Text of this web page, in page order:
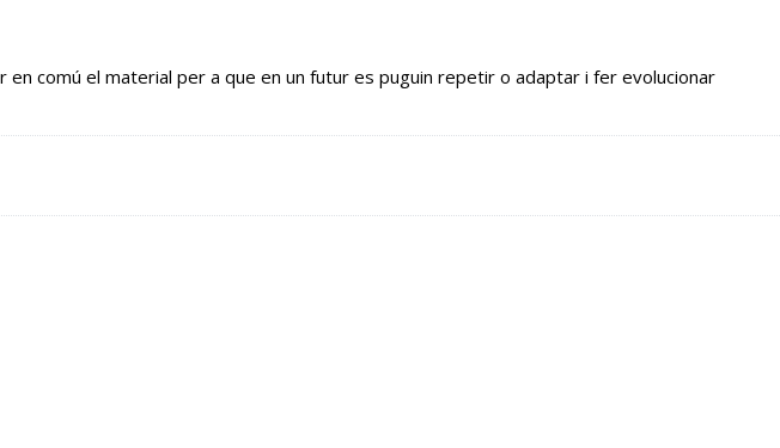
en comú el material per a que en un futur es puguin repetir o adaptar i fer evolucionar